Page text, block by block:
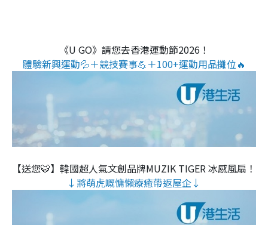
《U GO》請您去香港運動節2026！
體驗新興運動💦＋競技賽事💪＋100+運動用品攤位🔥
【送您🐯】韓國超人氣文創品牌MUZIK TIGER 冰感風扇！
↓將萌虎嘅慵懶療癒帶返屋企↓